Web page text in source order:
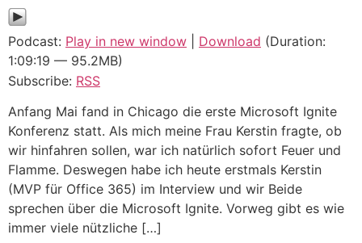
Podcast: Play in new window Download (Duration:
1:09:19 — 95.2MB)
Subscribe: RSS
Anfang Mai fand in Chicago die erste Microsoft Ignite
Konferenz statt. Als mich meine Frau Kerstin fragte, ob
wir hinfahren sollen, war ich natürlich sofort Feuer und
Flamme. Deswegen habe ich heute erstmals Kerstin
(MVP für Office 365) im Interview und wir Beide
sprechen über die Microsoft Ignite. Vorweg gibt es wie
immer viele nützliche […]